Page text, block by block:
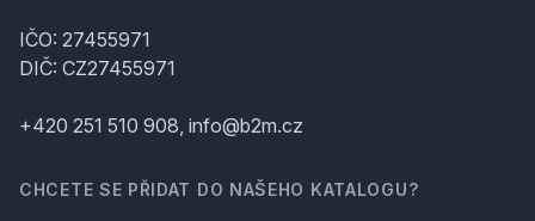
IČO: 27455971
DIČ: CZ27455971
+420 251 510 908, info@b2m.cz
CHCETE SE PŘIDAT DO NAŠEHO KATALOGU?